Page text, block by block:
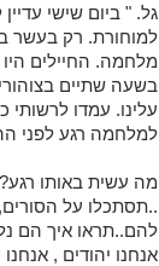
גל. " ביום שישי
למוחורת. רק בעשר
מלחמה. החיילים
בשעה שתיים
עלינו. עמדו
למלחמה רגע לפני
מה עשית באותו
..תסתכלו על
להם..תראו איך הם
אנחנו יהודים ,